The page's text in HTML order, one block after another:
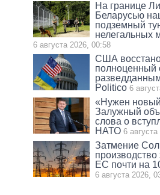
На границе
Беларусью
подземный
нелегальных
6 августа 2026, 00:58
США
полноценный
Politico 6
«Нужен
Залужный
слова о
НАТО 6
Затмение
производство
ЕС почти на
6 августа 2026,